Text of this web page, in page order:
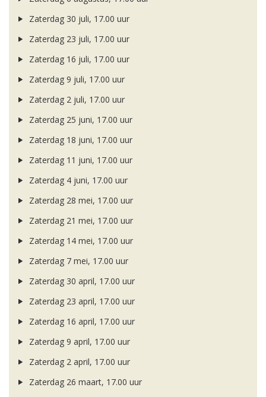
Zaterdag 30 juli, 17.00 uur
Zaterdag 23 juli, 17.00 uur
Zaterdag 16 juli, 17.00 uur
Zaterdag 9 juli, 17.00 uur
Zaterdag 2 juli, 17.00 uur
Zaterdag 25 juni, 17.00 uur
Zaterdag 18 juni, 17.00 uur
Zaterdag 11 juni, 17.00 uur
Zaterdag 4 juni, 17.00 uur
Zaterdag 28 mei, 17.00 uur
Zaterdag 21 mei, 17.00 uur
Zaterdag 14 mei, 17.00 uur
Zaterdag 7 mei, 17.00 uur
Zaterdag 30 april, 17.00 uur
Zaterdag 23 april, 17.00 uur
Zaterdag 16 april, 17.00 uur
Zaterdag 9 april, 17.00 uur
Zaterdag 2 april, 17.00 uur
Zaterdag 26 maart, 17.00 uur